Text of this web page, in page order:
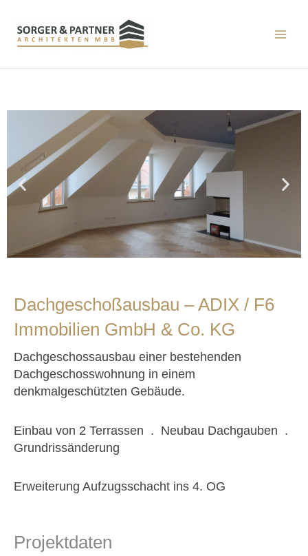
Dachgeschoßausbau – ADIX / F6
Immobilien GmbH & Co. KG
Dachgeschossausbau einer bestehenden
Dachgeschosswohnung in einem
denkmalgeschützten Gebäude.
Einbau von 2 Terrassen . Neubau Dachgauben .
Grundrissänderung
Erweiterung Aufzugsschacht ins 4. OG
Projektdaten